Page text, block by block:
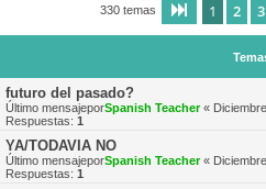
330 temas Página de
1 2 3
futuro del pasado?
Último mensajeporSpanish Teacher«
Respuestas: 1
YA/TODAVIA NO
Último mensajeporSpanish Teacher«
Respuestas: 1